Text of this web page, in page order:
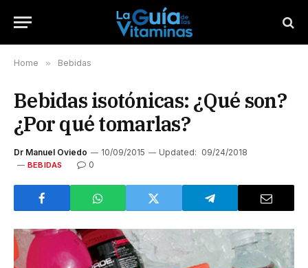
Home » Bebidas
Bebidas isotónicas: ¿Qué son?
¿Por qué tomarlas?
Dr Manuel Oviedo 10/09/2015 Updated: 09/24/2018
BEBIDAS 0